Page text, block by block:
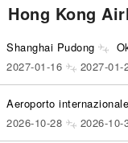
Hong Kong
Shanghai Pudong
2027-01-16 2027-01-
Aeroporto
2026-10-28 2026-10-